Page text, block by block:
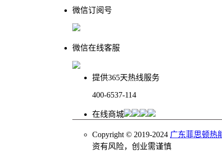
微信订阅号
微信在线客服
提供365天热线服务
400-6537-114
在线商城
Copyright © 2019-2024 广东菲思顿热
资有风险，创业需谨慎